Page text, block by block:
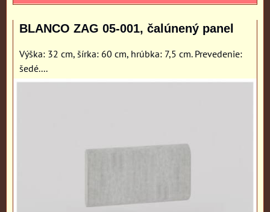
BLANCO ZAG 05-001, čalúnený panel
Výška: 32 cm, šírka: 60 cm, hrúbka: 7,5 cm. Prevedenie:
šedé....